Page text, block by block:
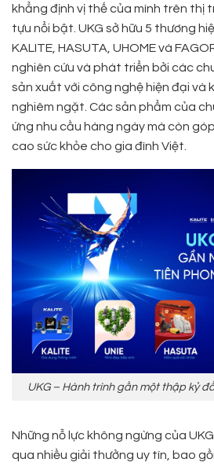
khẳng định vị thế của mình trên thị
tựu nổi bật. UKG sở hữu 5 thương
KALITE, HASUTA, UHOME và
nghiên cứu và phát triển bởi các
sản xuất với công nghệ hiện đại và
nghiêm ngặt. Các sản phẩm của
ứng nhu cầu hàng ngày mà còn
cao sức khỏe cho gia đình Việt.
UKG – Hành trình gần một thập kỷ
Những nỗ lực không ngừng của
qua nhiều giải thưởng uy tín, bao